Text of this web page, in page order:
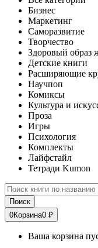
Бизнес
Маркетинг
Саморазвитие
Творчество
Здоровый образ
Детские книги
Расширяющие
Научпоп
Комиксы
Культура и
Проза
Игры
Психология
Комплекты
Лайфстайл
Тетради Kumon
Поиск
0Корзина0 ₽
Ваша корзина